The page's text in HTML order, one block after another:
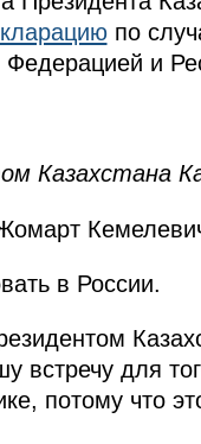
по
и
Казахстана
в России.
встречу для
потому что